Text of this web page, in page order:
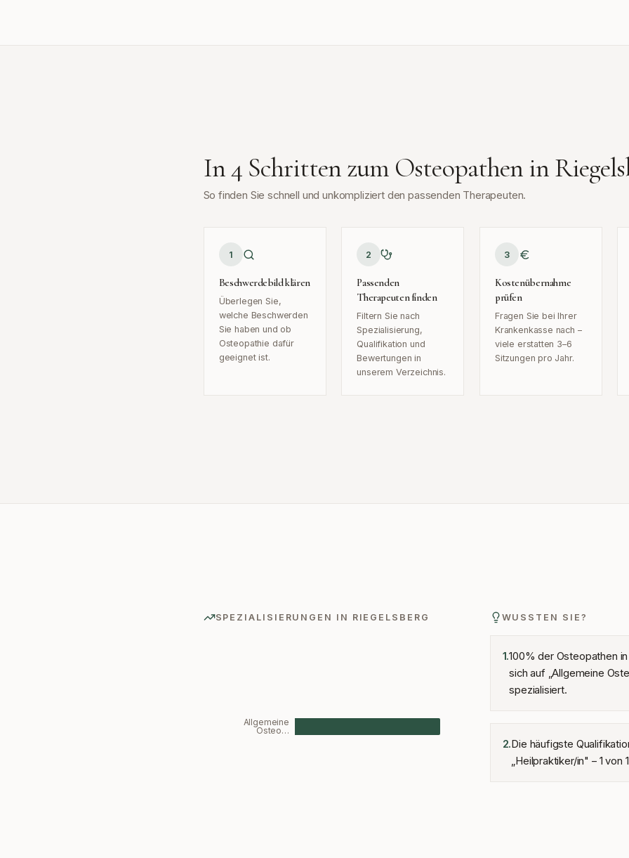
In 4 Schritten zum Osteopathen in
So finden Sie schnell und unkompliziert den passenden Therapeuten.
1
Beschwerdebild klären
Überlegen Sie,
welche Beschwerden
Sie haben und ob
Osteopathie dafür
geeignet ist.
2
Passenden
Therapeuten finden
Filtern Sie nach
Spezialisierung,
Qualifikation und
Bewertungen in
unserem Verzeichnis.
3
Kostenübernahme
prüfen
Fragen Sie bei Ihrer
Krankenkasse nach –
viele erstatten 3–6
Sitzungen pro Jahr.
SPEZIALISIERUNGEN IN RIEGELSBERG
Allgemeine
Osteo…
WUSSTEN SIE?
1.100% der Osteopathen
sich auf „Allgemeine
spezialisiert.
2.Die häufigste
„Heilpraktiker/in" – 1 von